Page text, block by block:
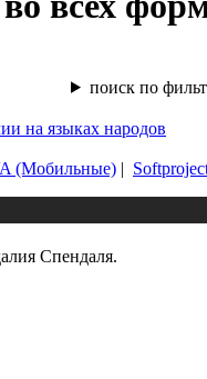
поиск по
на языках народов
(Мобильные) |
Спендаля.